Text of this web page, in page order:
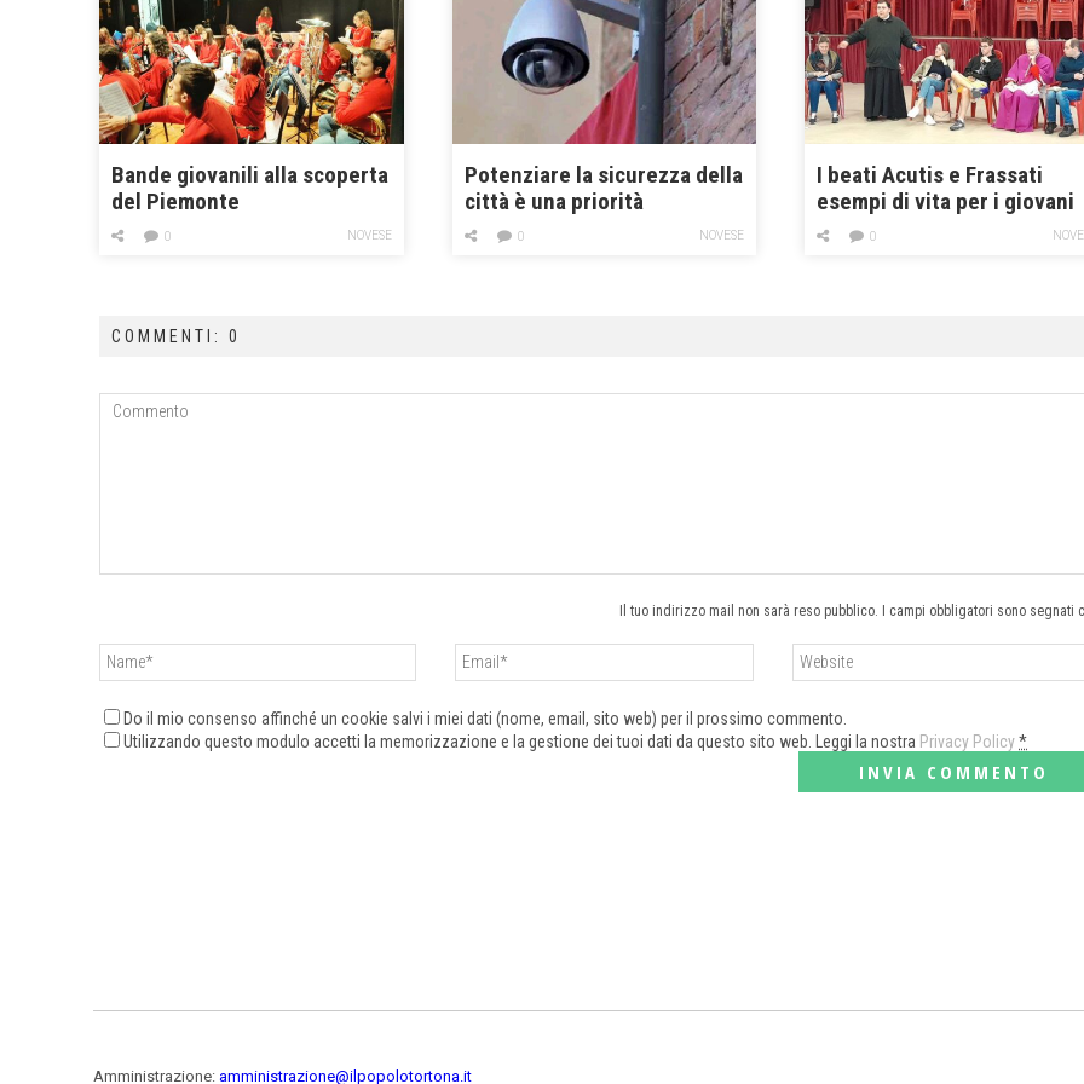
Bande giovanili alla scoperta
del Piemonte
NOVESE
0
Potenziare la sicurezza della
città è una priorità
NOVESE
0
I beati Acutis e Frassati
esempi di vita per i giovani
0
COMMENTI: 0
Il tuo indirizzo mail non sarà reso pubblico. I campi obbligatori sono segnati
Do il mio consenso affinché un cookie salvi i miei dati (nome, email, sito web) per il prossimo commento.
Utilizzando questo modulo accetti la memorizzazione e la gestione dei tuoi dati da questo sito web. Leggi la nostra Privacy Policy*
Amministrazione: amministrazione@ilpopolotortona.it